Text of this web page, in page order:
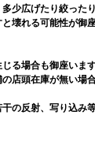
少広げたり絞ったり
壊れる可能性が御
る場合も御座います
店頭在庫が無い
の反射、写り込み